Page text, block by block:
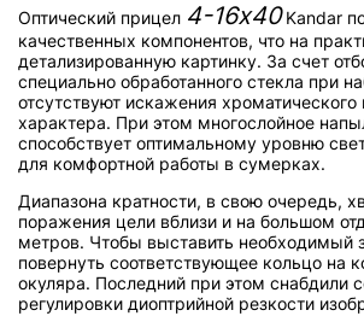
Оптический прицел 4-16x40Kandar
качественных компонентов, что на
детализированную картинку. За счет
специально обработанного стекла при
отсутствуют искажения хроматического
характера. При этом многослойное
способствует оптимальному уровню
для комфортной работы в сумерках.
Диапазона кратности, в свою очередь,
поражения цели вблизи и на большом
метров. Чтобы выставить необходимый
повернуть соответствующее кольцо на
окуляра. Последний при этом снабдили
регулировки диоптрийной резкости